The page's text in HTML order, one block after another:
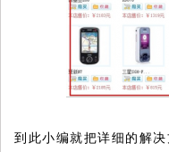
到此小编就把详细的解